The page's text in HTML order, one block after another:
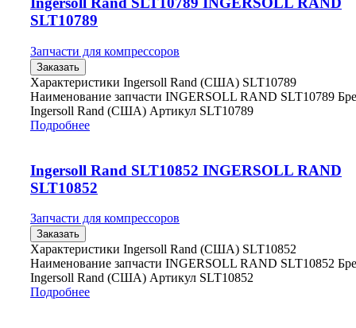
SLT10789
Запчасти для компрессоров
Заказать
Характеристики Ingersoll Rand (США) SLT10789
Наименование запчасти INGERSOLL RAND SLT10789
Ingersoll Rand (США) Артикул SLT10789
Подробнее
Ingersoll Rand SLT10852 INGERSOLL RAND
SLT10852
Запчасти для компрессоров
Заказать
Характеристики Ingersoll Rand (США) SLT10852
Наименование запчасти INGERSOLL RAND SLT10852
Ingersoll Rand (США) Артикул SLT10852
Подробнее